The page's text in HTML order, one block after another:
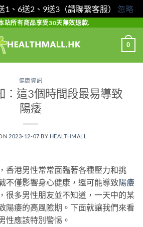
1、6送2、9送3（請聯繫客服） 忽略
站所有商品享受30天無效退款.
0
健康資訊
：這3個時間段最易導致
陽痿
2023-12-07 BY HEALTHMALL
香港男性常常面臨著各種壓力和挑
不僅影響身心健康，還可能導致陽痿
很多男性朋友並不知道，一天中的某
陽痿的高風險期。下面就讓我們來看
性應該特別警惕。